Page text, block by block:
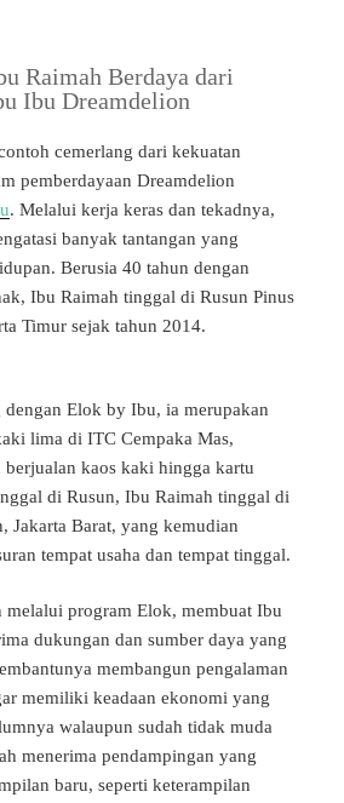
Raimah Berdaya dari
Ibu Dreamdelion
cemerlang dari kekuatan
pemberdayaan Dreamdelion
. Melalui kerja keras dan tekadnya,
banyak tantangan yang
Berusia 40 tahun dengan
Ibu Raimah tinggal di Rusun Pinus
Timur sejak tahun 2014.
dengan Elok by Ibu, ia merupakan
lima di ITC Cempaka Mas,
berjualan kaos kaki hingga kartu
di Rusun, Ibu Raimah tinggal di
Jakarta Barat, yang kemudian
tempat usaha dan tempat tinggal.
melalui program Elok, membuat Ibu
dukungan dan sumber daya yang
membangun pengalaman
memiliki keadaan ekonomi yang
walaupun sudah tidak muda
menerima pendampingan yang
baru, seperti keterampilan